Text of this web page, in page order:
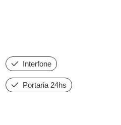
Interfone
Portaria 24hs